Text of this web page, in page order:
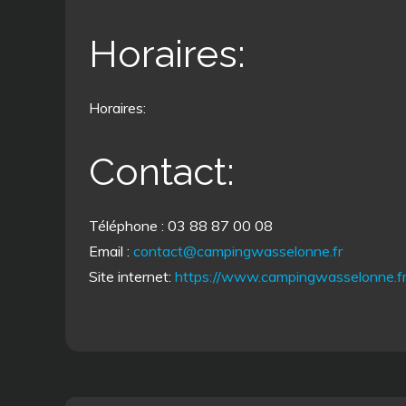
Horaires:
Horaires:
Contact:
Téléphone : 03 88 87 00 08
Email : contact@campingwasselonne.fr
Site internet: https://www.campingwasselonne.fr